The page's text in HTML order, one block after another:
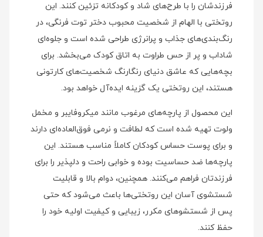
فرزندشان را با طرح‌های شاد و کودکانه تزئین کنند. این
روتختی با الهام از شخصیت محبوب دختر توت فرنگی، در
رنگ‌بندی‌های جذاب و پرانرژی طراحی شده است و جلوه‌ای
شاداب و پر از حس طراوت به اتاق کودک می‌بخشد. برای
بچه‌هایی که عاشق دنیای رنگارنگ شخصیت‌های کارتونی
هستند، این روتختی یک گزینه ایده‌آل خواهد بود.
این محصول از پارچه‌های مرغوب مانند میکروفایبر و مخمل
ولوت تهیه شده است که لطافت و نرمی فوق‌العاده‌ای دارند
و برای پوست حساس کودکان کاملاً مناسب هستند. این
پارچه‌ها ضد حساسیت بوده و خوابی راحت و دلپذیر را برای
فرزندتان فراهم می‌کنند. همچنین، دوام بالا و قابلیت
شستشوی آسان این روتختی‌ها باعث می‌شود که حتی
پس از شستشوهای مکرر، زیبایی و کیفیت اولیه خود را
حفظ کنند.